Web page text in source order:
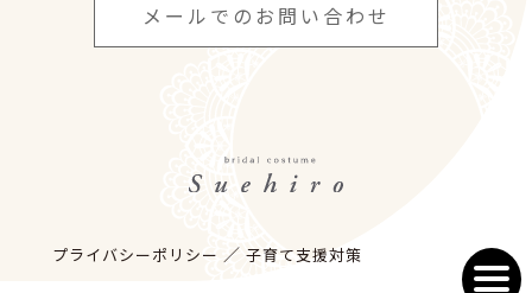
メールでのお問い合わせ
プライバシーポリシー 子育て支援対策